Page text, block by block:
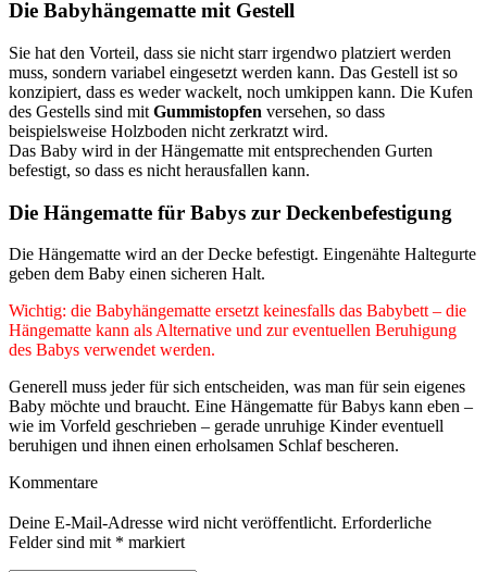
Die Babyhängematte mit Gestell
Sie hat den Vorteil, dass sie nicht starr irgendwo platziert werden
muss, sondern variabel eingesetzt werden kann. Das Gestell ist so
konzipiert, dass es weder wackelt, noch umkippen kann. Die Kufen
des Gestells sind mit Gummistopfen versehen, so dass
beispielsweise Holzboden nicht zerkratzt wird.
Das Baby wird in der Hängematte mit entsprechenden Gurten
befestigt, so dass es nicht herausfallen kann.
Die Hängematte für Babys zur Deckenbefestigung
Die Hängematte wird an der Decke befestigt. Eingenähte Haltegurte
geben dem Baby einen sicheren Halt.
Wichtig: die Babyhängematte ersetzt keinesfalls das Babybett – die
Hängematte kann als Alternative und zur eventuellen Beruhigung
des Babys verwendet werden.
Generell muss jeder für sich entscheiden, was man für sein eigenes
Baby möchte und braucht. Eine Hängematte für Babys kann eben –
wie im Vorfeld geschrieben – gerade unruhige Kinder eventuell
beruhigen und ihnen einen erholsamen Schlaf bescheren.
Kommentare
Deine E-Mail-Adresse wird nicht veröffentlicht. Erforderliche
Felder sind mit * markiert